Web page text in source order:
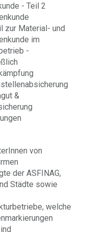
- Teil 2
zur Material- und
im
-
&
von
der ASFINAG,
Städte sowie
welche